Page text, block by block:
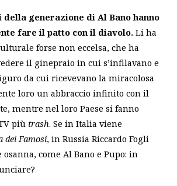
generazione di Al Bano hanno
fare il patto con il diavolo. Li ha
forse non eccelsa, che ha
il ginepraio in cui s’infilavano e
da cui ricevevano la miracolosa
loro un abbraccio infinito con il
mentre nel loro Paese si fanno
più trash. Se in Italia viene
dei Famosi, in Russia Riccardo Fogli
come Al Bano e Pupo: in